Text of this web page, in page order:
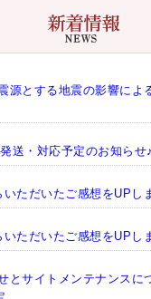
源とする地震の影響によ
送・対応予定のお知らせ♪
いただいたご感想をUPし
いただいたご感想をUPし
とサイトメンテナンスに